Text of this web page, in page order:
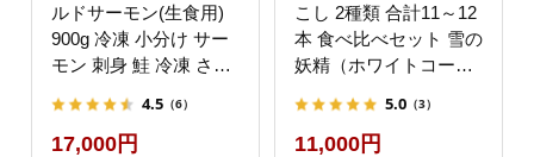
ルドサーモン(生食用)
900g 冷凍 小分け サー
モン 刺身 鮭 冷凍 さけ
モン
4.5 （6）
17,000円
こし 2種類 合計11～12
本 食べ比べセット 雪の
妖精（ホワイトコー
（歩味、バイカラー）2
～9本 期間限定 数量限
5.0 （3）
11,000円